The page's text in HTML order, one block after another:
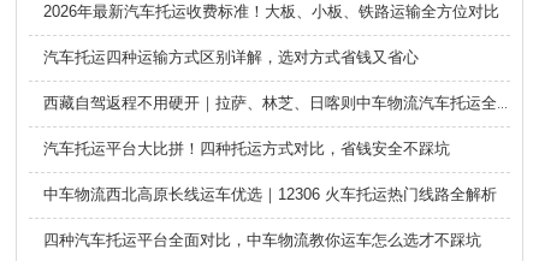
2026年最新汽车托运收费标准！大板、小板、铁路运输全方位对比
汽车托运四种运输方式区别详解，选对方式省钱又省心
西藏自驾返程不用硬开｜拉萨、林芝、日喀则中车物流汽车托运全指南
汽车托运平台大比拼！四种托运方式对比，省钱安全不踩坑
中车物流西北高原长线运车优选｜12306 火车托运热门线路全解析
四种汽车托运平台全面对比，中车物流教你运车怎么选才不踩坑